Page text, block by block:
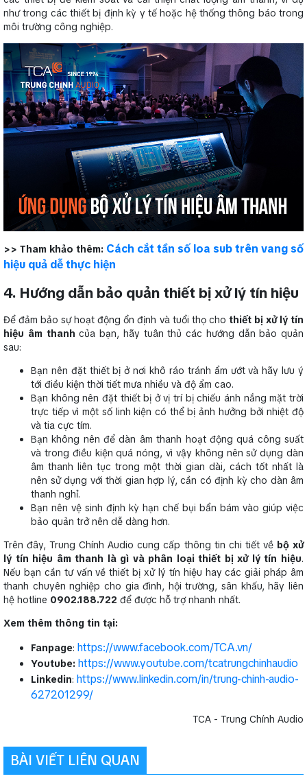
như trong các thiết bị định kỳ y tế hoặc hệ thống thông báo trong
môi trường công nghiệp.
>> Tham khảo thêm: Cách cắt tần số loa sub trên vang số
hiệu quả dễ thực hiện
4. Hướng dẫn bảo quản thiết bị xử lý tín hiệu
Để đảm bảo sự hoạt động ổn định và tuổi thọ cho thiết bị xử lý tín
hiệu âm thanh của bạn, hãy tuân thủ các hướng dẫn bảo quản
sau:
Bạn nên đặt thiết bị ở nơi khô ráo tránh ẩm ướt và hãy lưu ý
tới điều kiện thời tiết mưa nhiều và độ ẩm cao.
Bạn không nên đặt thiết bị ở vị trí bị chiếu ánh nắng mặt trời
trực tiếp vì một số linh kiện có thể bị ảnh hưởng bởi nhiệt độ
và tia cực tím.
Bạn không nên để dàn âm thanh hoạt động quá công suất
và trong điều kiện quá nóng, vì vậy không nên sử dụng dàn
âm thanh liên tục trong một thời gian dài, cách tốt nhất là
nên sử dụng với thời gian hợp lý, cần có định kỳ cho dàn âm
thanh nghỉ.
Bạn nên vệ sinh định kỳ hạn chế bụi bẩn bám vào giúp việc
bảo quản trở nên dễ dàng hơn.
Trên đây, Trung Chính Audio cung cấp thông tin chi tiết về bộ xử
lý tín hiệu âm thanh là gì và phân loại thiết bị xử lý tín hiệu.
Nếu bạn cần tư vấn về thiết bị xử lý tín hiệu hay các giải pháp âm
thanh chuyên nghiệp cho gia đình, hội trường, sân khấu, hãy liên
hệ hotline 0902.188.722 để được hỗ trợ nhanh nhất.
Xem thêm thông tin tại:
Fanpage: https://www.facebook.com/TCA.vn/
Youtube: https://www.youtube.com/tcatrungchinhaudio
Linkedin: https://www.linkedin.com/in/trung-chinh-audio-
627201299/
TCA - Trung Chính Audio
BÀI VIẾT LIÊN QUAN